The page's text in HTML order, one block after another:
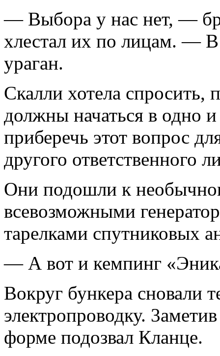
— Выбора у нас нет, —
хлестал их по лицам. — В
ураган.
Скалли хотела спросить,
должны начаться в одно
приберечь этот вопрос
другого ответст­венного
Они подошли к
всевозможными
тарелками спутниковых
— А вот и кемпинг
Вокруг бункера сновали
электропроводку.
форме подозвал Кланце.